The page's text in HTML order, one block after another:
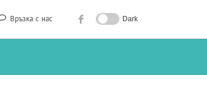
Връзка с нас Dark